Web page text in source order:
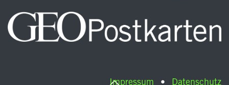
Impressum • Datenschutz